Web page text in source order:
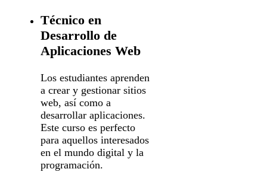
Técnico en
Desarrollo de
Aplicaciones Web
Los estudiantes aprenden
a crear y gestionar sitios
web, así como a
desarrollar aplicaciones.
Este curso es perfecto
para aquellos interesados
en el mundo digital y la
programación.